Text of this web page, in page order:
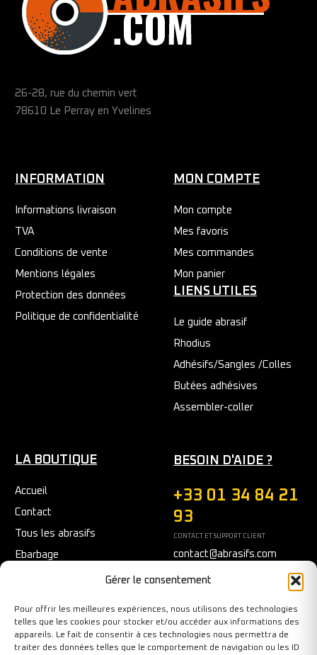
Gérer le consentement
Pour offrir les meilleures expériences, nous utilisons des technologies
telles que les cookies pour stocker et/ou accéder aux informations des
appareils. Le fait de consentir à ces technologies nous permettra de
traiter des données telles que le comportement de navigation ou les ID
26-28, rue du chemin vert
78610 Le Perray en Yvelines
INFORMATION
Informations livraison
TVA
Conditions de vente
Mentions légales
Protection des données
Politique de confidentialité
MON COMPTE
Mon compte
Mes favoris
Mes commandes
Mon panier
LIENS UTILES
Le guide abrasif
Rhodius
Adhésifs/Sangles /Colles
Butées adhésives
Assembler-coller
LA BOUTIQUE
Accueil
Contact
Tous les abrasifs
Ebarbage
Nettoyage
Outils diamantés
BESOIN D'AIDE ?
+33 01 34 84 21
93
CONTACT ET SUPPORT CLIENT
contact@abrasifs.com
Du Lundi au Vendredi